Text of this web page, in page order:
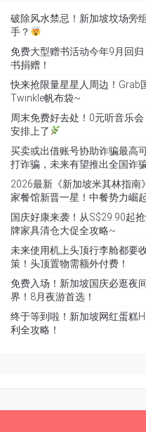
破除风水禁忌！新加坡坟场旁
手？
免费大型赠书活动今年9月回
书捐赠！
快来抢限量星星人周边！Grab
Twinkle帆布袋~
周末免费好去处！0元听音乐
安排上了
买卖或出借账号协助诈骗最高
打诈骗，未来有望推出全国诈
2026最新《新加坡米其林指南
家餐馆新晋一星！中餐势力崛
国庆好康来袭！从S$29.90起
牌家具清仓大促全攻略~
未来使用机上头顶行李舱都要
策！头顶置物需额外付费！
免费入场！新加坡国庆必逛夜
界！8月夜游首选！
终于等到啦！新加坡网红蛋糕
利全攻略！